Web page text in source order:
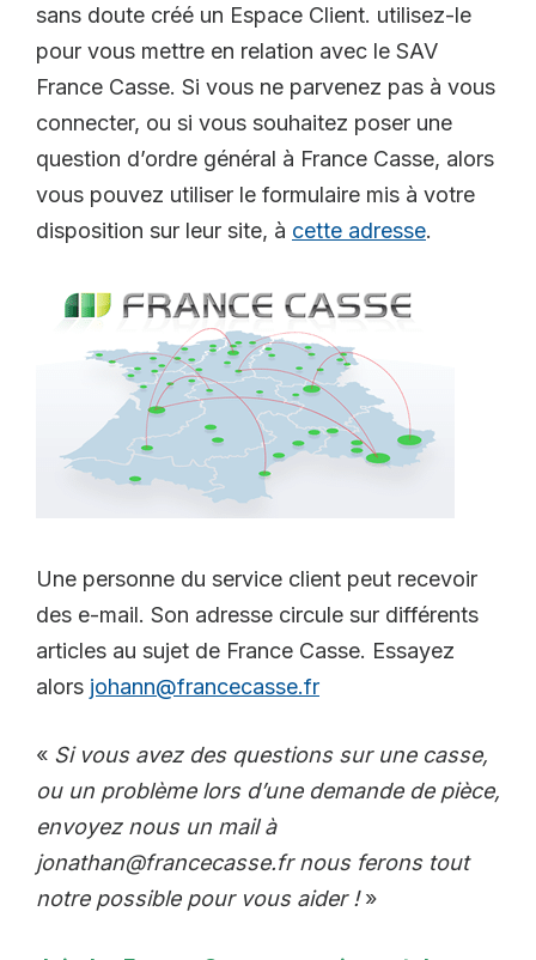
sans doute créé un Espace Client. utilisez-le
pour vous mettre en relation avec le SAV
France Casse. Si vous ne parvenez pas à vous
connecter, ou si vous souhaitez poser une
question d’ordre général à France Casse, alors
vous pouvez utiliser le formulaire mis à votre
disposition sur leur site, à cette adresse.
Une personne du service client peut recevoir
des e-mail. Son adresse circule sur différents
articles au sujet de France Casse. Essayez
alors johann@francecasse.fr
« Si vous avez des questions sur une casse,
ou un problème lors d’une demande de pièce,
envoyez nous un mail à
jonathan@francecasse.fr nous ferons tout
notre possible pour vous aider !»